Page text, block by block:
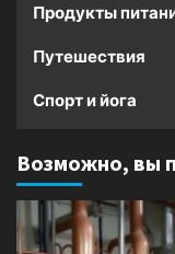
Продукты
Путешествия
Спорт и йога
Возможно, вы